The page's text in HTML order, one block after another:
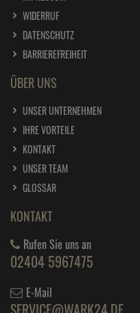
WIDERRUF
DATENSCHUTZ
BARRIEREFREIHEIT
ÜBER UNS
UNSER UNTERNEHMEN
IHRE VORTEILE
KONTAKT
UNSER TEAM
GLOSSAR
KONTAKT
Rufen Sie uns an
02404 5967475
E-Mail